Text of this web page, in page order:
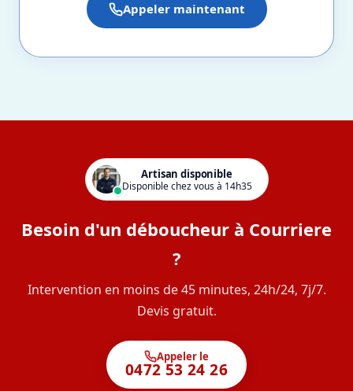
Appeler maintenant
Artisan disponible
Disponible chez vous à 14h35
Besoin d'un déboucheur à Courriere
?
Intervention en moins de 45 minutes, 24h/24, 7j/7.
Devis gratuit.
Appeler le
0472 53 24 26